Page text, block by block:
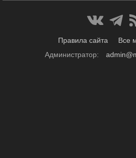
Правила сайта
Все
Администратор: